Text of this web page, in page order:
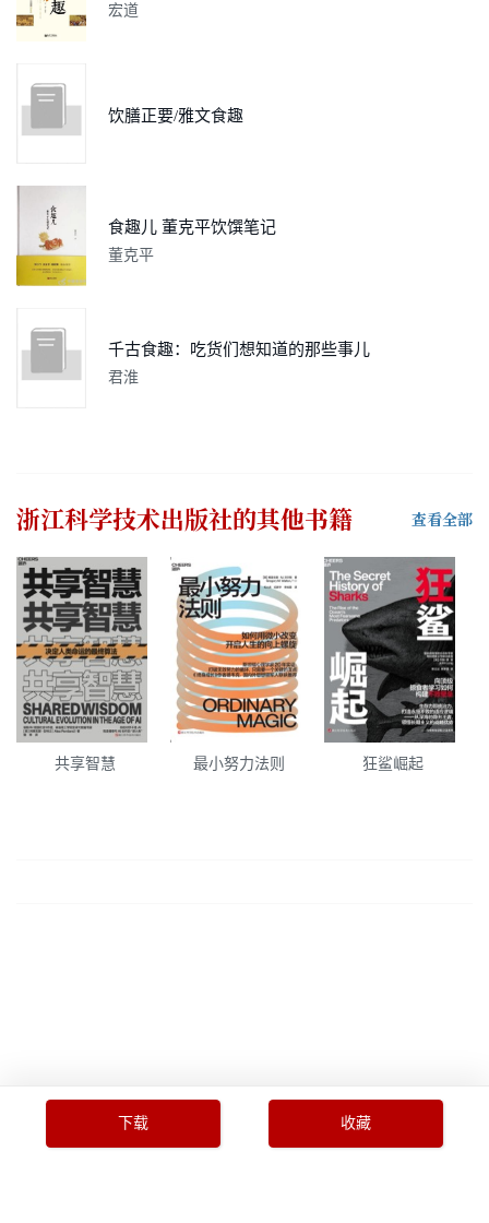
宏道
饮膳正要/雅文食趣
食趣儿 董克平饮馔笔记
董克平
千古食趣：吃货们想知道的那些事儿
君淮
浙江科学技术出版社的其他书籍 查看全部
共享智慧 最小努力法则 狂鲨崛起
下载 收藏